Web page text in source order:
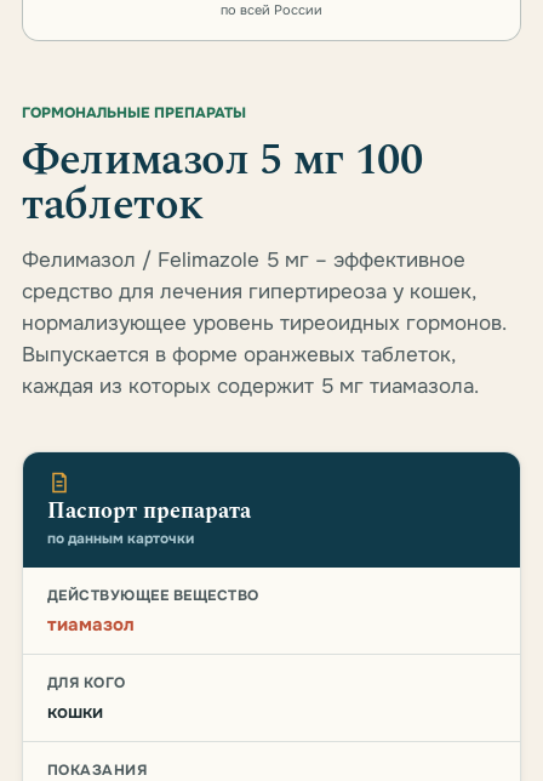
по всей России
ГОРМОНАЛЬНЫЕ ПРЕПАРАТЫ
Фелимазол 5 мг 100
таблеток
Фелимазол / Felimazole 5 мг – эффективное
средство для лечения гипертиреоза у кошек,
нормализующее уровень тиреоидных гормонов.
Выпускается в форме оранжевых таблеток,
каждая из которых содержит 5 мг тиамазола.
Паспорт препарата
по данным карточки
ДЕЙСТВУЮЩЕЕ ВЕЩЕСТВО
тиамазол
ДЛЯ КОГО
кошки
ПОКАЗАНИЯ